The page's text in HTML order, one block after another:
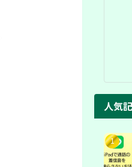
人気